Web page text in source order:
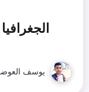
يوسف